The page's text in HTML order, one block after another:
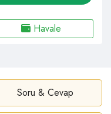
Havale
Soru & Cevap